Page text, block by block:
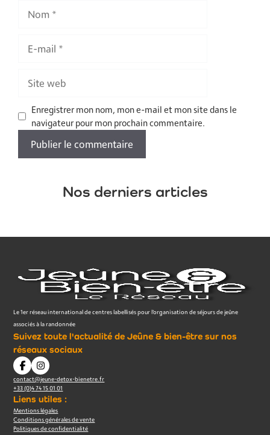
mail
web
Enregistrer mon nom, mon e-mail et mon site dans le
navigateur pour mon prochain commentaire.
Nos derniers articles
Le 1er réseau international de centres labellisés pour l’organisation de séjours de jeûne
associés à la randonnée
Suivez toute l'actualité de Jeûne & bien-être sur nos
réseaux sociaux
contact@jeune-detox-bienetre.fr
+33 (0)4 74 15 01 01
Liens utiles :
Mentions légales
Conditions générales de vente
Politiques de confidentialité